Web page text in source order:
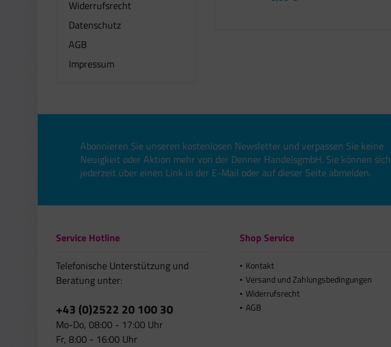
Widerrufsrecht
Datenschutz
AGB
Impressum
Abonnieren Sie unseren kostenlosen Newsletter und verpassen Sie keine
Neuigkeit oder Aktion mehr von der Denner HandelsgmbH. Sie können sich
jederzeit über einen Link in der E-Mail oder auf dieser Seite abmelden.
Service Hotline
Telefonische Unterstützung und
Beratung unter:
+43 (0)2522 20 100 30
Mo-Do, 08:00 - 17:00 Uhr
Fr, 8:00 - 16:00 Uhr
Shop Service
Kontakt
Versand und Zahlungsbedingungen
Widerrufsrecht
AGB